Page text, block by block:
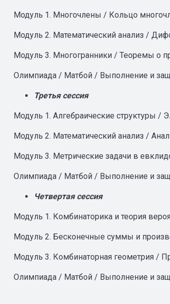
Модуль 1. Многочлены / Кольцо
Модуль 2. Математический анализ /
Модуль 3. Многогранники / Теоремы о
Олимпиада / Матбой / Выполнение и
Третья сессия
Модуль 1. Алгебраические структуры /
Модуль 2. Математический анализ /
Модуль 3. Метрические задачи в
Олимпиада / Матбой / Выполнение и
Четвертая сессия
Модуль 1. Комбинаторика и теория
Модуль 2. Бесконечные суммы и
Модуль 3. Комбинаторная геометрия /
Олимпиада / Матбой / Выполнение и